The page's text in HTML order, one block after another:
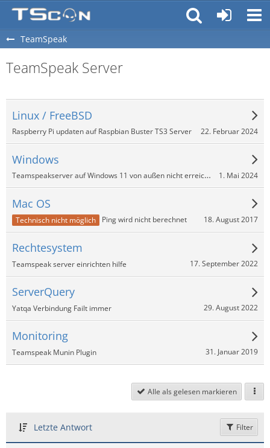
TeamSpeak
TeamSpeak Server
Linux / FreeBSD
Raspberry Pi updaten auf Raspbian Buster TS3 Server 22. Februar 2024
Windows
Teamspeakserver auf Windows 11 von außen nicht erreichbar 1. Mai 2024
Mac OS
Technisch nicht möglich Ping wird nicht berechnet 18. August 2017
Rechtesystem
Teamspeak server einrichten hilfe 17. September 2022
ServerQuery
Yatqa Verbindung Failt immer 29. August 2022
Monitoring
Teamspeak Munin Plugin 31. Januar 2019
Alle als gelesen markieren
Letzte Antwort Filter